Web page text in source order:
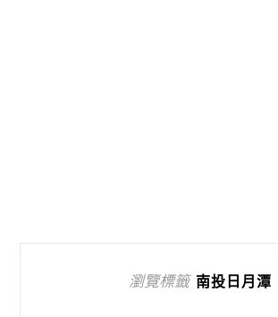
瀏覽標籤 南投日月潭